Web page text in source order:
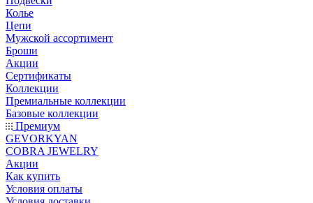
Колье
Цепи
Мужской ассортимент
Броши
Акции
Сертификаты
Коллекции
Премиальные коллекции
Базовые коллекции
Премиум
GEVORKYAN
COBRA JEWELRY
Акции
Как купить
Условия оплаты